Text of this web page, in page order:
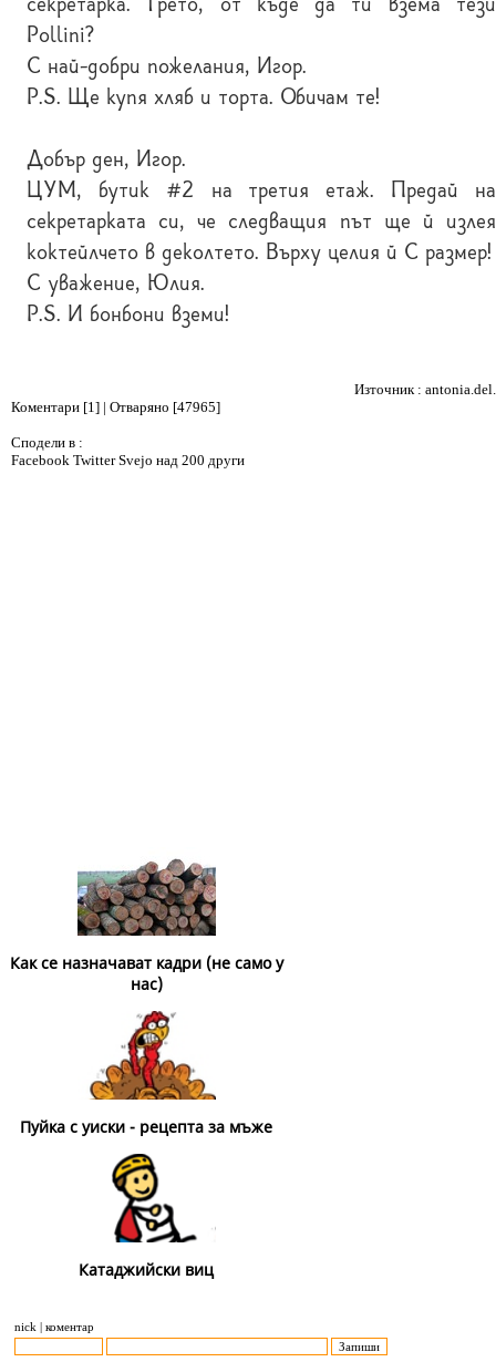
Pollini?
С най-добри пожелания, Игор.
P.S. Ще купя хляб и торта. Обичам те!
Добър ден, Игор.
ЦУМ, бутик #2 на третия етаж. Предай на
секретарката си, че следващия път ще й излея
коктейлчето в деколтето. Върху целия й С размер!
С уважение, Юлия.
P.S. И бонбони вземи!
Източник :
Коментари [1] | Отваряно [47965]
Сподели в :
Facebook TwitterSvejo над 200 други
Как се назначават кадри (не само у
нас)
Пуйка с уиски - рецепта за мъже
Катаджийски виц
nick | коментар